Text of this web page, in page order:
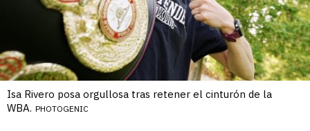
Isa Rivero posa orgullosa tras retener el cinturón de la
WBA. PHOTOGENIC